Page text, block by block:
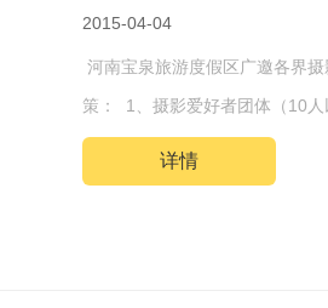
2015-04-04
河南宝泉旅游度假区广邀各界
策： 1、摄影爱好者团体（10
详情